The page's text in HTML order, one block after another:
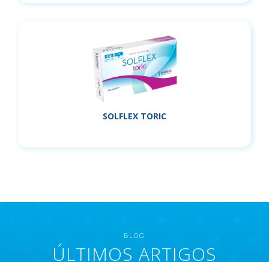
SOLFLEX TORIC
BLOG
ÚLTIMOS ARTIGOS